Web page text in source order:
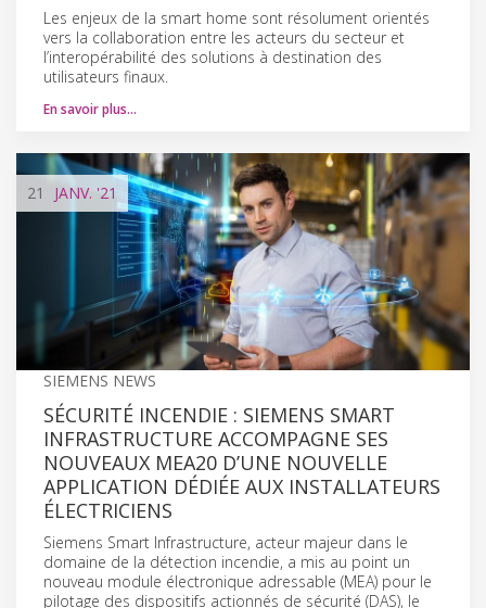
Les enjeux de la smart home sont résolument orientés
vers la collaboration entre les acteurs du secteur et
l’interopérabilité des solutions à destination des
utilisateurs finaux.
En savoir plus…
21 JANV. '21
SIEMENS NEWS
SÉCURITÉ INCENDIE : SIEMENS SMART
INFRASTRUCTURE ACCOMPAGNE SES
NOUVEAUX MEA20 D’UNE NOUVELLE
APPLICATION DÉDIÉE AUX INSTALLATEURS
ÉLECTRICIENS
Siemens Smart Infrastructure, acteur majeur dans le
domaine de la détection incendie, a mis au point un
nouveau module électronique adressable (MEA) pour le
pilotage des dispositifs actionnés de sécurité (DAS), le